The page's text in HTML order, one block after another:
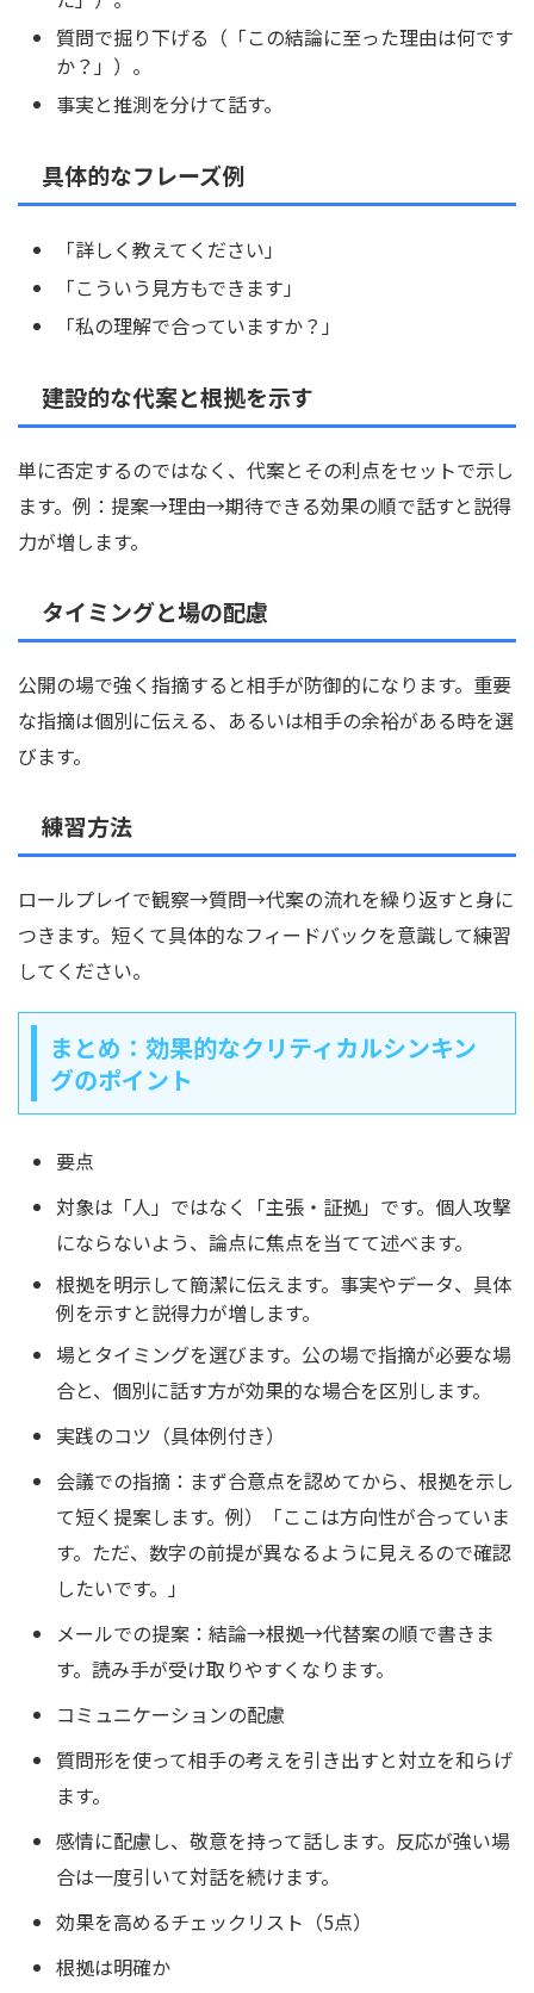
質問で掘り下げる（「この結論に至った理由は何です
か？」）。
事実と推測を分けて話す。
具体的なフレーズ例
「詳しく教えてください」
「こういう見方もできます」
「私の理解で合っていますか？」
建設的な代案と根拠を示す
単に否定するのではなく、代案とその利点をセットで示し
ます。例：提案→理由→期待できる効果の順で話すと説得
力が増します。
タイミングと場の配慮
公開の場で強く指摘すると相手が防御的になります。重要
な指摘は個別に伝える、あるいは相手の余裕がある時を選
びます。
練習方法
ロールプレイで観察→質問→代案の流れを繰り返すと身に
つきます。短くて具体的なフィードバックを意識して練習
してください。
まとめ：効果的なクリティカルシンキン
グのポイント
要点
対象は「人」ではなく「主張・証拠」です。個人攻撃
にならないよう、論点に焦点を当てて述べます。
根拠を明示して簡潔に伝えます。事実やデータ、具体
例を示すと説得力が増します。
場とタイミングを選びます。公の場で指摘が必要な場
合と、個別に話す方が効果的な場合を区別します。
実践のコツ（具体例付き）
会議での指摘：まず合意点を認めてから、根拠を示し
て短く提案します。例）「ここは方向性が合っていま
す。ただ、数字の前提が異なるように見えるので確認
したいです。」
メールでの提案：結論→根拠→代替案の順で書きま
す。読み手が受け取りやすくなります。
コミュニケーションの配慮
質問形を使って相手の考えを引き出すと対立を和らげ
ます。
感情に配慮し、敬意を持って話します。反応が強い場
合は一度引いて対話を続けます。
効果を高めるチェックリスト（5点）
根拠は明確か